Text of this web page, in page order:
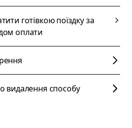
готівкою поїздку за
оплати
видалення способу